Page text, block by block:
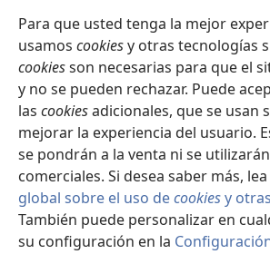
Para que usted tenga la mejor
usamos cookiesy otras tecnologías
cookiesson necesarias para que el
y no se pueden rechazar. Puede
las cookiesadicionales, que se usan
mejorar la experiencia del usuario.
se pondrán a la venta ni se
comerciales. Si desea saber más,
global sobre el uso decookiesy
También puede personalizar en
su configuración en la
Edona hag̃ua
(abre
nueva
ventana)
Vivliotéka oĩva Internétpe Watchtower
(abre
una
nueva
ventana)
JW Hub ®
(abre
una
nueva
ventana)
Copyright© 2026 Watch Tower Bible and Tract
OJEJERURÉVA REIPURU HAG̃UA|